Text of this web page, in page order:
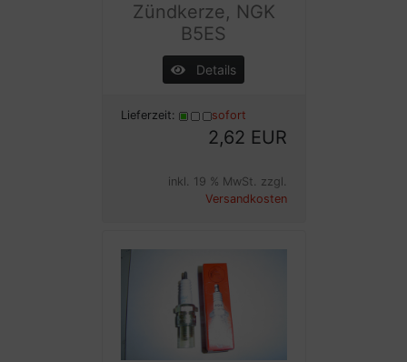
Zündkerze, NGK
B5ES
Details
Lieferzeit: sofort
2,62 EUR
inkl. 19 % MwSt. zzgl.
Versandkosten